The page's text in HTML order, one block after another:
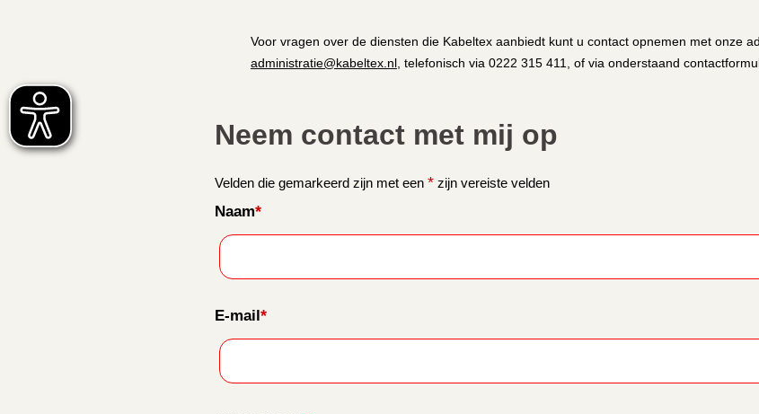
Voor vragen over de diensten die Kabeltex aanbiedt kunt u contact opnemen met onze
administratie@kabeltex.nl, telefonisch via 0222 315 411, of via onderstaand
Neem contact met mij op
Velden die gemarkeerd zijn met een *zijn vereiste velden
Naam*
E-mail*